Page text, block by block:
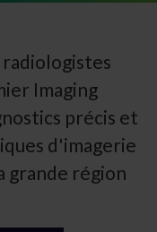
radiologistes
Imaging
précis et
d'imagerie
grande région